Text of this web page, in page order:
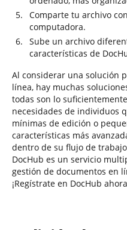
Comparte tu archivo
computadora.
Sube un archivo
características de
Al considerar una solución
línea, hay muchas
todas son lo
necesidades de individuos
mínimas de edición o
características más
dentro de su flujo de
DocHub es un servicio
gestión de documentos en
¡Regístrate en DocHub